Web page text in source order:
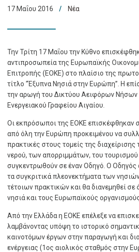
17 Μαΐου 2016 Νέα
Την Τρίτη 17 Μαΐου την Κύθνο
αντιπροσωπεία της Ευρωπαϊκής
Επιτροπής (ΕΟΚΕ) στο πλαίσιο της
τίτλο “Έξυπνα Νησιά στην Ευρώπη”. Η
την αρωγή του Δικτύου Αειφόρων
Ενεργειακού Γραφείου Αιγαίου.
Οι εκπρόσωποι της ΕΟΚΕ επισκέφθηκαν
από όλη την Ευρώπη προκειμένου να
πρακτικές στους τομείς της διαχείρισης
νερού, των απορριμμάτων, του τουρισμού
συγκεντρωθούν σε έναν Οδηγό. Ο Οδηγός
τα συγκριτικά πλεονεκτήματα των
τέτοιων πρακτικών και θα διανεμηθεί
νησιά και τους Ευρωπαϊκούς
Από την Ελλάδα η ΕΟΚΕ επέλεξε να
λαμβάνοντας υπόψη το ιστορικό
καινοτόμων έργων στην παραγωγή και
ενέργειας (1ος αιολικός σταθμός στην